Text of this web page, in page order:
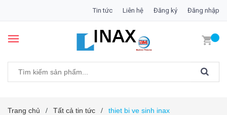
Tin tức Liên hệ Đăng ký Đăng nhập
Trang chủ / Tất cả tin tức / thiet bi ve sinh inax